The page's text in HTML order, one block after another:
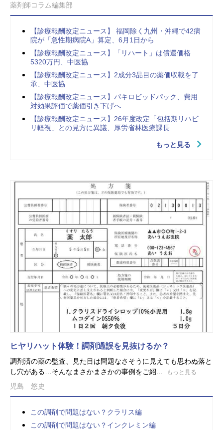
薬剤師コラム編集部
【診療報酬改定ニュース】 福岡除く九州・沖縄で42病
院が「急性期病院A」算定、6月1日から
【診療報酬改定ニュース】「リハート」は償還価格
5320万円、中医協
【診療報酬改定ニュース】2成分3品目の薬価収載を了
承、中医協
【診療報酬改定ニュース】パキロビッドパック、費用
対効果評価で薬価引き下げへ
【診療報酬改定ニュース】26年度改定「包括期リハビ
リ軽視」との見方に異議、厚労省林医療課長
もっと見る
ヒヤリハット体験！調剤過誤を見抜けるか？
調剤済の薬の監査、見た目は問題なさそうに見えても思わぬ落と
し穴がある…そんなまさかまさかの事例をご紹...
もっと見る
児島 悠史
この調剤で問題はない？クラリス編
この調剤で問題はない？インクレミン編